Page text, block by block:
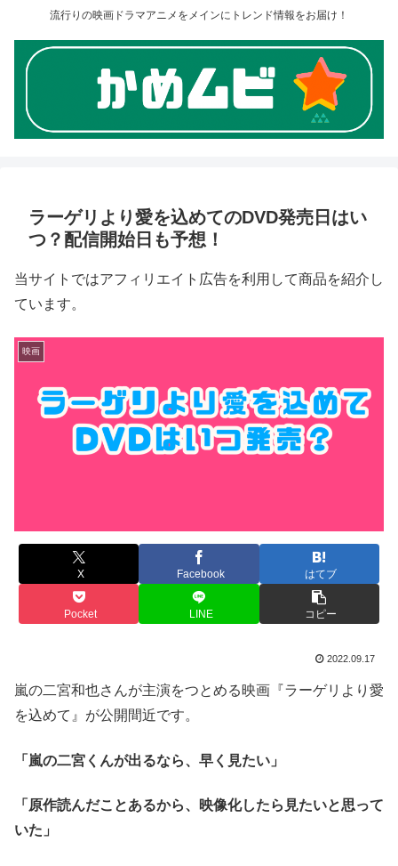
流行りの映画ドラマアニメをメインにトレンド情報をお届け！
ラーゲリより愛を込めてのDVD発売日はい
つ？配信開始日も予想！
当サイトではアフィリエイト広告を利用して商品を紹介し
ています。
映画
X Facebook はてブ
Pocket LINE コピー
2022.09.17
嵐の二宮和也さんが主演をつとめる映画『ラーゲリより愛
を込めて』が公開間近です。
「嵐の二宮くんが出るなら、早く見たい」
「原作読んだことあるから、映像化したら見たいと思って
いた」